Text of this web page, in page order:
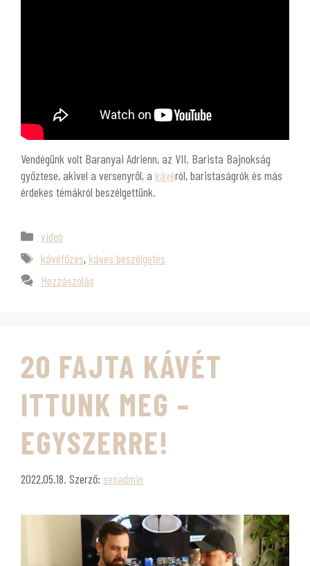
Vendégünk volt Baranyai Adrienn, az VII. Barista Bajnokság
győztese, akivel a versenyről, a kávéról, baristaságrók és más
érdekes témákról beszélgettünk.
videó
kávéfőzés,kávés beszélgetés
Hozzászólás
20 FAJTA KÁVÉT
ITTUNK MEG –
EGYSZERRE!
2022.05.18. Szerző: seoadmin